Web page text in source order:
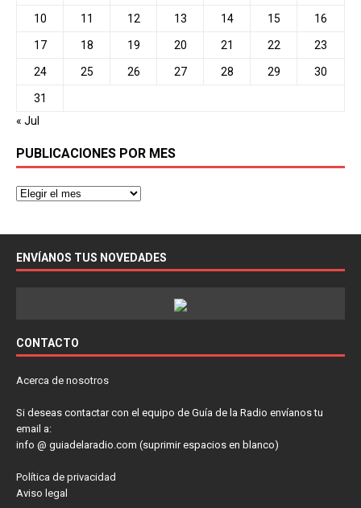
10 11 12 13 14 15 16
17 18 19 20 21 22 23
24 25 26 27 28 29 30
31
« Jul
PUBLICACIONES POR MES
ENVÍANOS TUS NOVEDADES
CONTACTO
Acerca de nosotros
Si deseas contactar con el equipo de Guía de la Radio envíanos tu
email a:
info @ guiadelaradio.com (suprimir espacios en blanco)
Política de privacidad
Aviso legal